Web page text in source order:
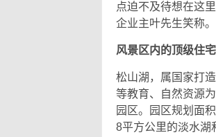
点迫不及待想在这
企业主叶先生笑称。
风景区内的顶级住
松山湖，属国家打
等教育、自然资源
园区。园区规划面
8平方公里的淡水湖